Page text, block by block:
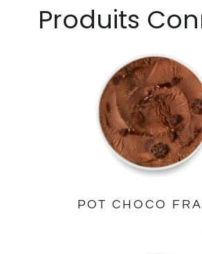
Produits
POT CHOCO